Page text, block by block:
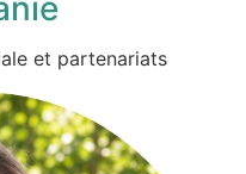
et partenariats